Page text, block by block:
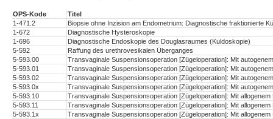
OPS-Kode
Titel
1-471.2
Biopsie ohne Inzision am Endometrium: Diagnostische fraktionierte
1-672
Diagnostische Hysteroskopie
1-696
Diagnostische Endoskopie des Douglasraumes (Kuldoskopie)
5-592
Raffung des urethrovesikalen Überganges
5-593.00
Transvaginale Suspensionsoperation [Zügeloperation]: Mit
5-593.01
Transvaginale Suspensionsoperation [Zügeloperation]: Mit
5-593.02
Transvaginale Suspensionsoperation [Zügeloperation]: Mit
5-593.0x
Transvaginale Suspensionsoperation [Zügeloperation]: Mit
5-593.10
Transvaginale Suspensionsoperation [Zügeloperation]: Mit allogenem
5-593.11
Transvaginale Suspensionsoperation [Zügeloperation]: Mit allogenem
5-593.1x
Transvaginale Suspensionsoperation [Zügeloperation]: Mit allogenem